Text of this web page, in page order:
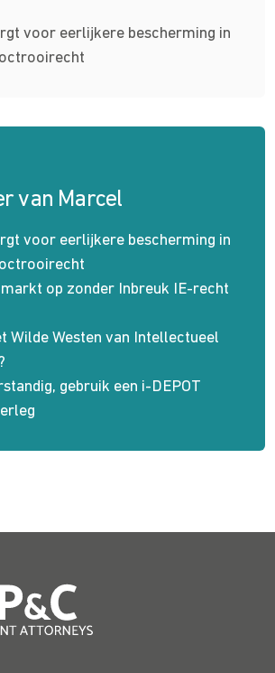
voor eerlijkere bescherming in
van Marcel
voor eerlijkere bescherming in
markt op zonder Inbreuk IE-recht
Wilde Westen van Intellectueel
gebruik een i-DEPOT